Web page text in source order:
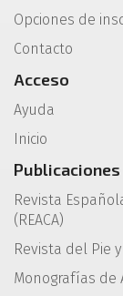
Opciones de
Contacto
Acceso
Ayuda
Inicio
Publicaciones
Revista
(REACA)
Revista del Pie
Monografías de